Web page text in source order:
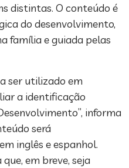
distintas. O conteúdo é
do desenvolvimento,
família e guiada pelas
ser utilizado em
a identificação
informa
será
inglês e espanhol.
em breve, seja